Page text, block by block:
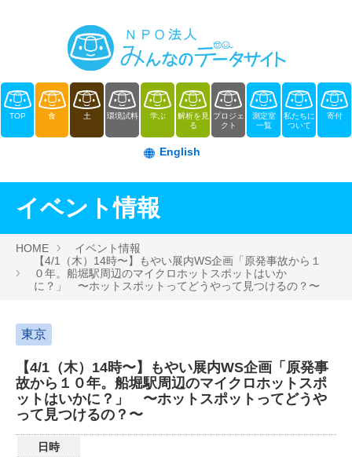
TOP 食 土 環境試料 学ぶ
解析を見
る
プロジェ
クト
測定室
一覧
私たちに
ついて
寄付
English
イベント情報
HOME
イベント情報
【4/1（木）14時〜】もやい展内WS企画「原発事故から１
０年。船堀駅周辺のマイクロホットスポットはいか
に？」 〜ホットスポットってどうやって見つけるの？〜
東京
【4/1（木）14時〜】もやい展内WS企画「原発事
故から１０年。船堀駅周辺のマイクロホットスポ
ットはいかに？」 〜ホットスポットってどうや
って見つけるの？〜
日時